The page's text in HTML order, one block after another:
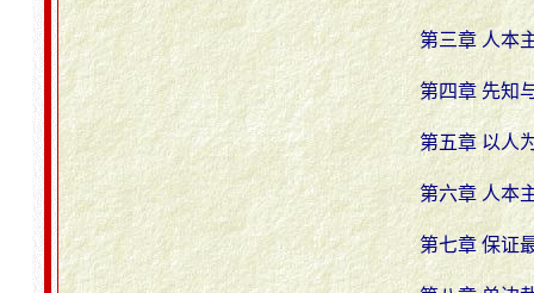
第三章 人本
第四章 先知
第五章 以人
第六章 人本
第七章 保证